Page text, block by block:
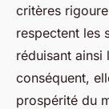
critères
respectent les
réduisant ainsi
conséquent,
prospérité du